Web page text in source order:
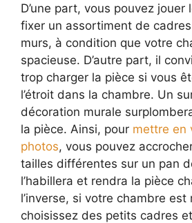
D’une part, vous pouvez
fixer un assortiment de
murs, à condition que votre
spacieuse. D’autre part, il
trop charger la pièce si vous
l’étroit dans la chambre. Un
décoration murale
la pièce. Ainsi, pour mettre en
photos, vous pouvez
tailles différentes sur un pan
l’habillera et rendra la pièce
l’inverse, si votre chambre est
choisissez des petits cadres